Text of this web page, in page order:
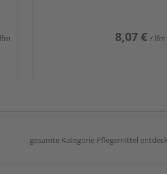
8,07 € / lfm
gesamte Kategorie Pflegemittel